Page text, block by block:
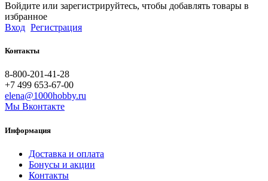
Войдите или зарегистрируйтесь, чтобы добавлять товары в
избранное
Вход Регистрация
Контакты
8-800-201-41-28
+7 499 653-67-00
elena@1000hobby.ru
Мы Вконтакте
Информация
Доставка и оплата
Бонусы и акции
Контакты